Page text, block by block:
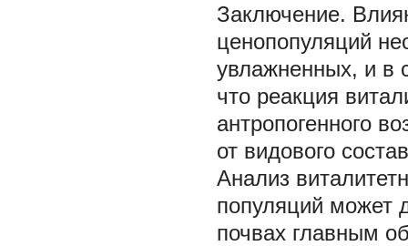
Заключение.
ценопопуляций
увлажненных, и в
что реакция
антропогенного
от видового
Анализ
популяций может
почвах главным